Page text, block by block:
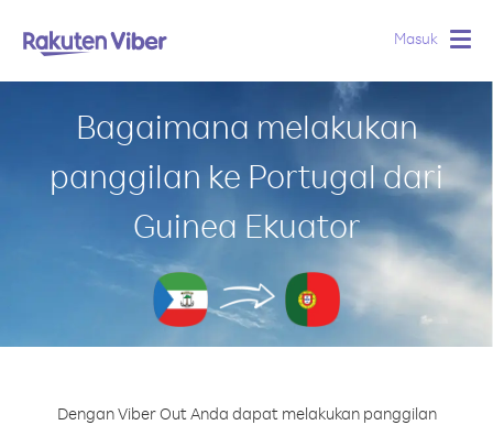
Masuk
Bagaimana melakukan
panggilan ke Portugal dari
Guinea Ekuator
Dengan Viber Out Anda dapat melakukan panggilan